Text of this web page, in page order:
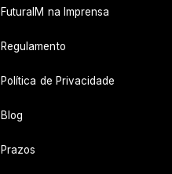
FuturaIM na Imprensa
Regulamento
Política de Privacidade
Blog
Prazos